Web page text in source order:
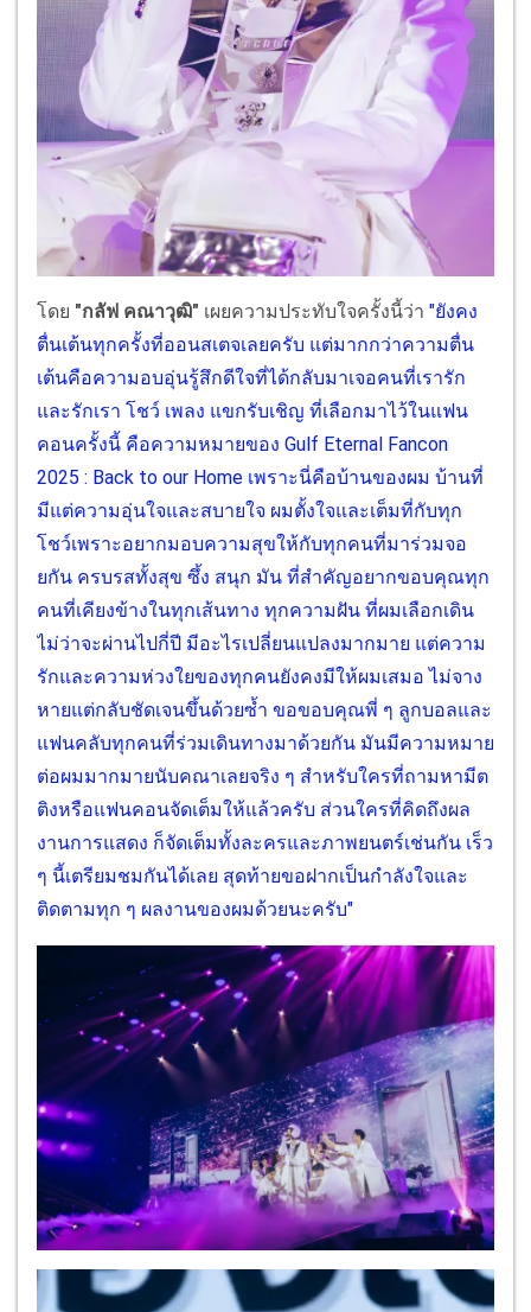
โดย "กลัฟ คณาวุฒิ" เผยความประทับใจครั้งนี้ว่า "ยังคง
ตื่นเต้นทุกครั้งที่ออนสเตจเลยครับ แต่มากกว่าความตื่น
เต้นคือความอบอุ่นรู้สึกดีใจที่ได้กลับมาเจอคนที่เรารัก
และรักเรา โชว์ เพลง แขกรับเชิญ ที่เลือกมาไว้ในแฟน
คอนครั้งนี้ คือความหมายของ Gulf Eternal Fancon
2025 : Back to our Home เพราะนี่คือบ้านของผม บ้านที่
มีแต่ความอุ่นใจและสบายใจ ผมตั้งใจและเต็มที่กับทุก
โชว์เพราะอยากมอบความสุขให้กับทุกคนที่มาร่วมจอ
ยกัน ครบรสทั้งสุข ซึ้ง สนุก มัน ที่สำคัญอยากขอบคุณทุก
คนที่เคียงข้างในทุกเส้นทาง ทุกความฝัน ที่ผมเลือกเดิน
ไม่ว่าจะผ่านไปกี่ปี มีอะไรเปลี่ยนแปลงมากมาย แต่ความ
รักและความห่วงใยของทุกคนยังคงมีให้ผมเสมอ ไม่จาง
หายแต่กลับชัดเจนขึ้นด้วยซ้ำ ขอขอบคุณพี่ ๆ ลูกบอลและ
แฟนคลับทุกคนที่ร่วมเดินทางมาด้วยกัน มันมีความหมาย
ต่อผมมากมายนับคณาเลยจริง ๆ สำหรับใครที่ถามหามีต
ติงหรือแฟนคอนจัดเต็มให้แล้วครับ ส่วนใครที่คิดถึงผล
งานการแสดง ก็จัดเต็มทั้งละครและภาพยนตร์เช่นกัน เร็ว
ๆ นี้เตรียมชมกันได้เลย สุดท้ายขอฝากเป็นกำลังใจและ
ติดตามทุก ๆ ผลงานของผมด้วยนะครับ"